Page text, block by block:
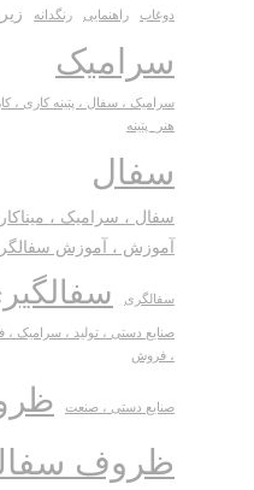
دوغاب راهنمایی رنگدانه
سرامیک
سرامیک ، سفال ، پتینه کاری ،
هنر_پتینه
سفال
سفال ، سرامیک ،
آموزش ، آموزش
سفالگری
صنایع دستی ، تولید ، سرامیک
، فروش
صنایع دستی ، صنعت
ظروف